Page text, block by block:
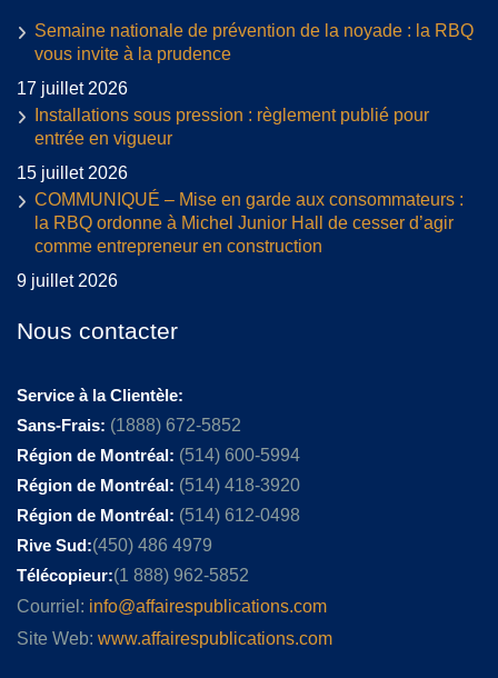
Semaine nationale de prévention de la noyade : la RBQ
vous invite à la prudence
17 juillet 2026
Installations sous pression : règlement publié pour
entrée en vigueur
15 juillet 2026
COMMUNIQUÉ – Mise en garde aux consommateurs :
la RBQ ordonne à Michel Junior Hall de cesser d’agir
comme entrepreneur en construction
9 juillet 2026
Nous contacter
Service à la Clientèle:
Sans-Frais: (1888) 672-5852
Région de Montréal: (514) 600-5994
Région de Montréal: (514) 418-3920
Région de Montréal: (514) 612-0498
Rive Sud:(450) 486 4979
Télécopieur:(1 888) 962-5852
Courriel: info@affairespublications.com
Site Web: www.affairespublications.com